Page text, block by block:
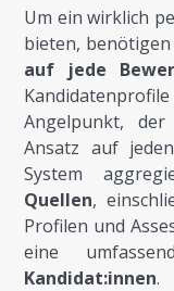
Um ein wirklich
bieten,
auf jede
Angelpunkt,
Ansatz auf
System
Quellen,
Profilen und
eine
Kandidat:innen.